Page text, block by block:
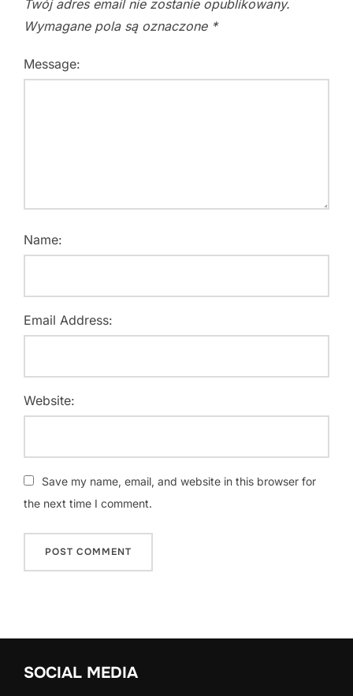
Twój adres email nie zostanie opublikowany.
Wymagane pola są oznaczone *
Message:
Name:
Email Address:
Website:
Save my name, email, and website in this browser for
the next time I comment.
SOCIAL MEDIA